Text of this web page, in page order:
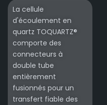
La cellule
d'écoulement en
quartz TOQUARTZ®
comporte des
connecteurs à
double tube
entièrement
fusionnés pour un
transfert fiable des